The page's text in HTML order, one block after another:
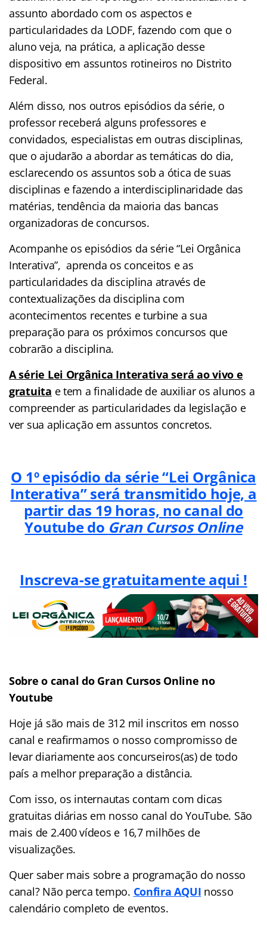
assunto abordado com os aspectos e
particularidades da LODF, fazendo com que o
aluno veja, na prática, a aplicação desse
dispositivo em assuntos rotineiros no Distrito
Federal.
Além disso, nos outros episódios da série, o
professor receberá alguns professores e
convidados, especialistas em outras disciplinas,
que o ajudarão a abordar as temáticas do dia,
esclarecendo os assuntos sob a ótica de suas
disciplinas e fazendo a interdisciplinaridade das
matérias, tendência da maioria das bancas
organizadoras de concursos.
Acompanhe os episódios da série “Lei Orgânica
Interativa”, aprenda os conceitos e as
particularidades da disciplina através de
contextualizações da disciplina com
acontecimentos recentes e turbine a sua
preparação para os próximos concursos que
cobrarão a disciplina.
A série Lei Orgânica Interativa será ao vivo e
gratuita e tem a finalidade de auxiliar os alunos a
compreender as particularidades da legislação e
ver sua aplicação em assuntos concretos.
O 1º episódio da série “Lei Orgânica
Interativa” será transmitido hoje, a
partir das 19 horas, no canal do
Youtube do Gran Cursos Online
Inscreva-se gratuitamente aqui !
Sobre o canal do Gran Cursos Online no
Youtube
Hoje já são mais de 312 mil inscritos em nosso
canal e reafirmamos o nosso compromisso de
levar diariamente aos concurseiros(as) de todo
país a melhor preparação a distância.
Com isso, os internautas contam com dicas
gratuitas diárias em nosso canal do YouTube. São
mais de 2.400 vídeos e 16,7 milhões de
visualizações.
Quer saber mais sobre a programação do nosso
canal? Não perca tempo. Confira AQUI nosso
calendário completo de eventos.